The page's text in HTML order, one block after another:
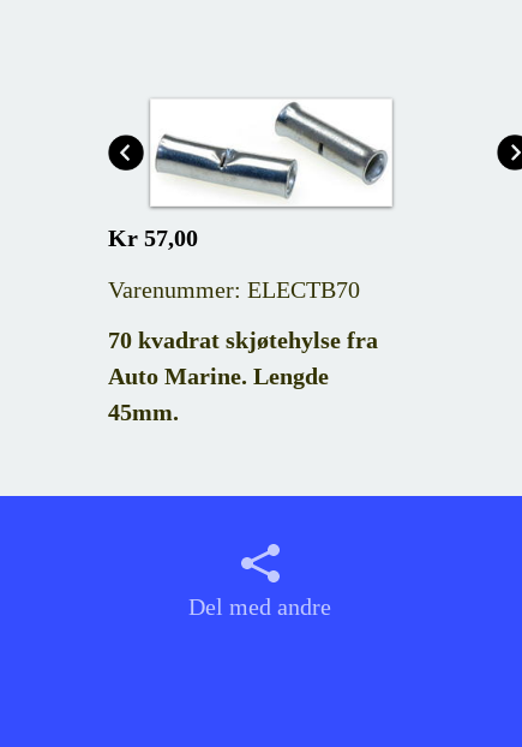
Kr 57,00
Varenummer: ELECTB70
70 kvadrat skjøtehylse fra
Auto Marine. Lengde
45mm.
Del med andre